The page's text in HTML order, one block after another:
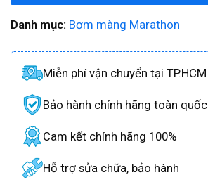
Danh mục: Bơm màng Marathon
Miễn phí vận chuyển tại TP.HCM
Bảo hành chính hãng toàn quốc
Cam kết chính hãng 100%
Hỗ trợ sửa chữa, bảo hành